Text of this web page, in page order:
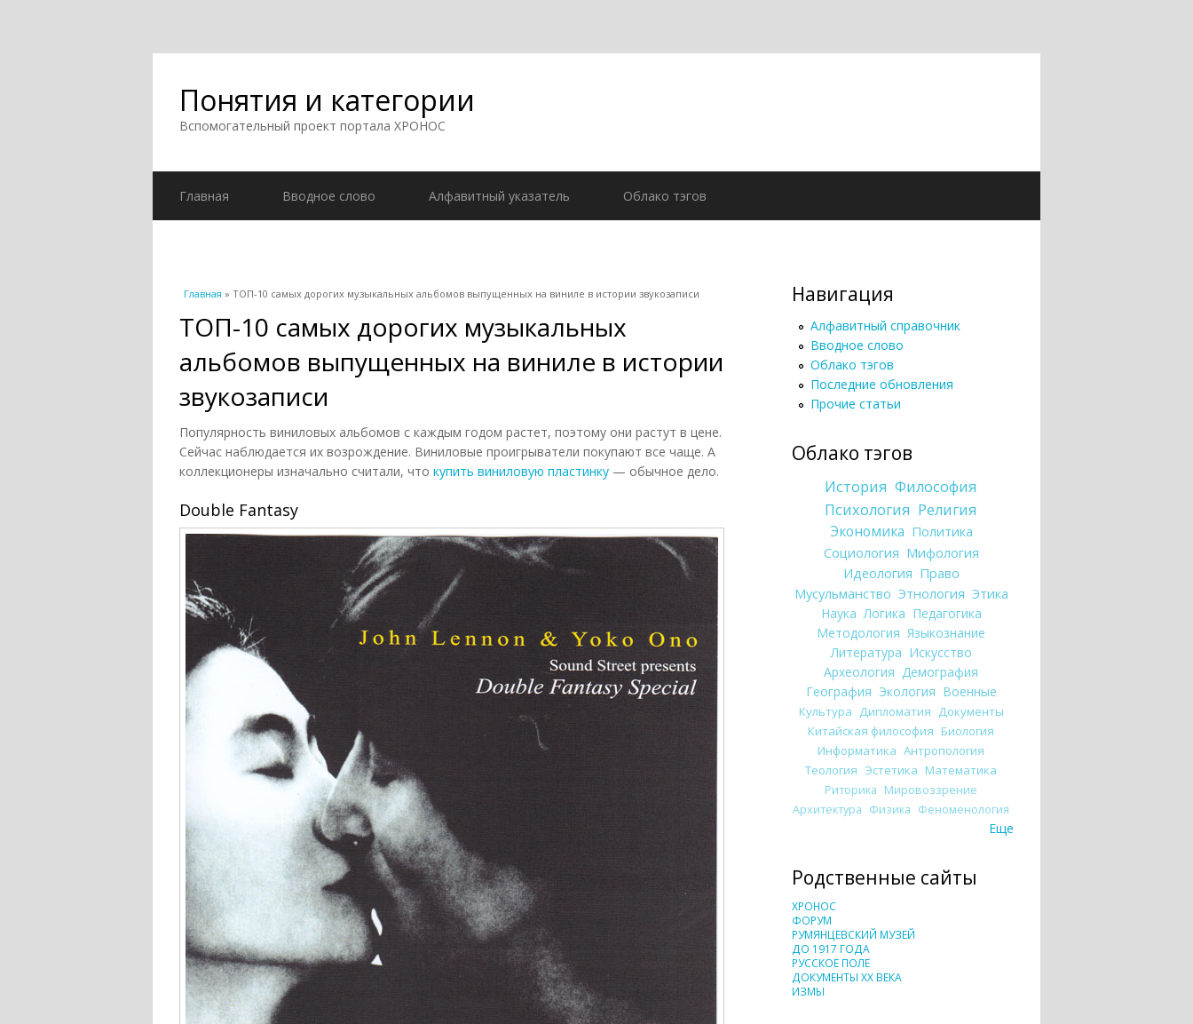
Понятия и категории
Вспомогательный проект портала ХРОНОС
Главная Вводное слово Алфавитный указатель Облако тэгов
Вы здесь
Главная » ТОП-10 самых дорогих музыкальных альбомов выпущенных на виниле в истории звукозаписи
ТОП-10 самых дорогих музыкальных
альбомов выпущенных на виниле в истории
звукозаписи
Популярность виниловых альбомов с каждым годом растет, поэтому они растут в цене.
Сейчас наблюдается их возрождение. Виниловые проигрыватели покупают все чаще. А
коллекционеры изначально считали, что купить виниловую пластинку — обычное дело.
Double Fantasy
Навигация
Алфавитный справочник
Вводное слово
Облако тэгов
Последние обновления
Прочие статьи
Облако тэгов
История Философия
Психология Религия
Экономика Политика
Социология Мифология
Идеология Право
Мусульманство Этнология Этика
Наука Логика Педагогика
Методология Языкознание
Литература Искусство
Археология Демография
География Экология Военные
Культура Дипломатия Документы
Китайская философия Биология
Информатика Антропология
Теология Эстетика Математика
Риторика Мировоззрение
Архитектура Физика Феноменология
Еще
Родственные сайты
ХРОНОС
ФОРУМ
РУМЯНЦЕВСКИЙ МУЗЕЙ
ДО 1917 ГОДА
РУССКОЕ ПОЛЕ
ДОКУМЕНТЫ XX ВЕКА
ИЗМЫ